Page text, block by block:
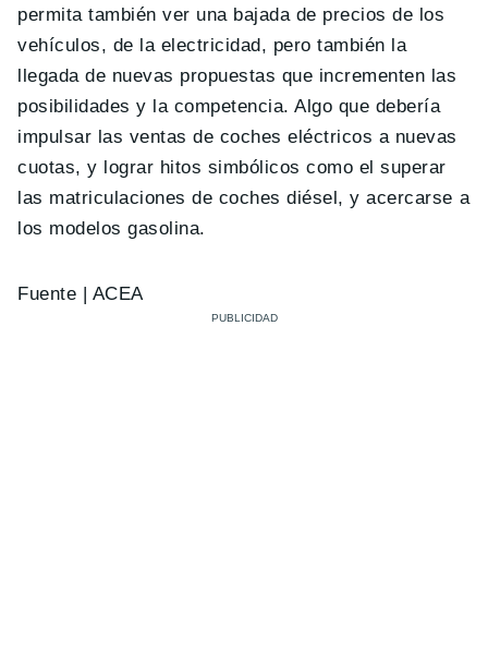
permita también ver una bajada de precios de los
vehículos, de la electricidad, pero también la
llegada de nuevas propuestas que incrementen las
posibilidades y la competencia. Algo que debería
impulsar las ventas de coches eléctricos a nuevas
cuotas, y lograr hitos simbólicos como el superar
las matriculaciones de coches diésel, y acercarse a
los modelos gasolina.
Fuente | ACEA